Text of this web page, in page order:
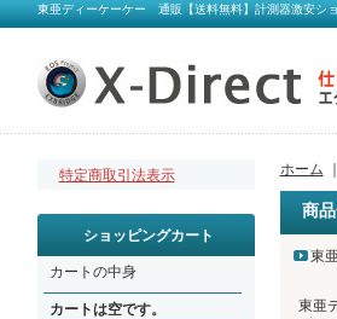
東亜ディーケーケー 通販【送料無料】計測器激安シ
特定商取引法表示
ショッピングカート
カートの中身
カートは空です。
ホーム
商
東
東亜